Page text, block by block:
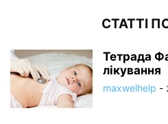
СТАТТІ
Тетрада
лікування
maxwelhelp -